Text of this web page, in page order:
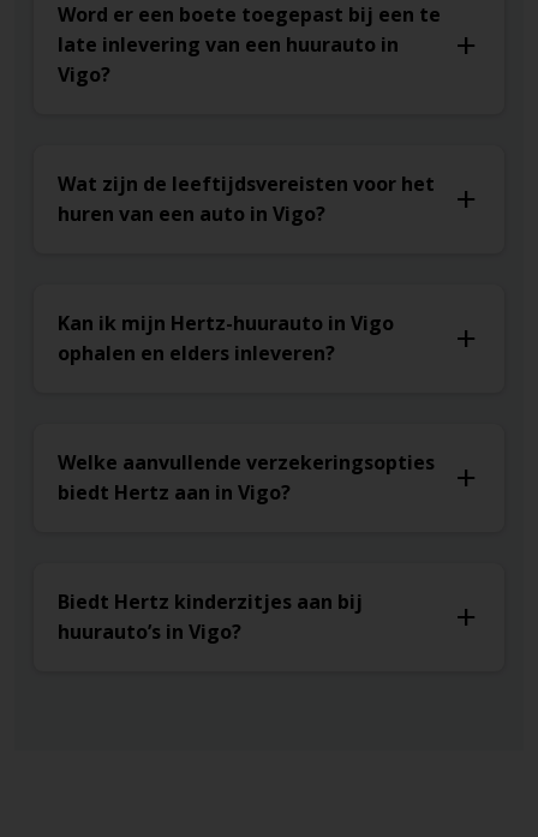
Word er een boete toegepast bij een te
late inlevering van een huurauto in
Vigo?
Wat zijn de leeftijdsvereisten voor het
huren van een auto in Vigo?
Kan ik mijn Hertz-huurauto in Vigo
ophalen en elders inleveren?
Welke aanvullende verzekeringsopties
biedt Hertz aan in Vigo?
Biedt Hertz kinderzitjes aan bij
huurauto’s in Vigo?